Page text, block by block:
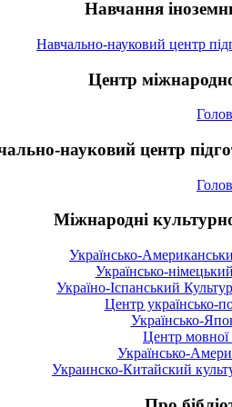
Навчання
Навчально-науковий центр
Центр
науковий центр
Міжнародні
Українсько-
Українсько-
Україно-Іспанський
Центр українсько-
Українсько-
Центр мовної
Українсько-
Украинско-Китайский